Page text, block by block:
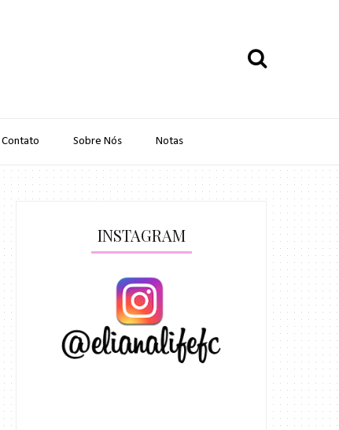
Contato Sobre Nós Notas
INSTAGRAM